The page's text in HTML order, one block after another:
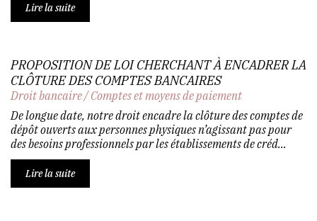
Lire la suite
PROPOSITION DE LOI CHERCHANT À ENCADRER LA
CLÔTURE DES COMPTES BANCAIRES
Droit bancaire/Comptes et moyens de paiement
De longue date, notre droit encadre la clôture des comptes de
dépôt ouverts aux personnes physiques n’agissant pas pour
des besoins professionnels par les établissements de créd...
Lire la suite